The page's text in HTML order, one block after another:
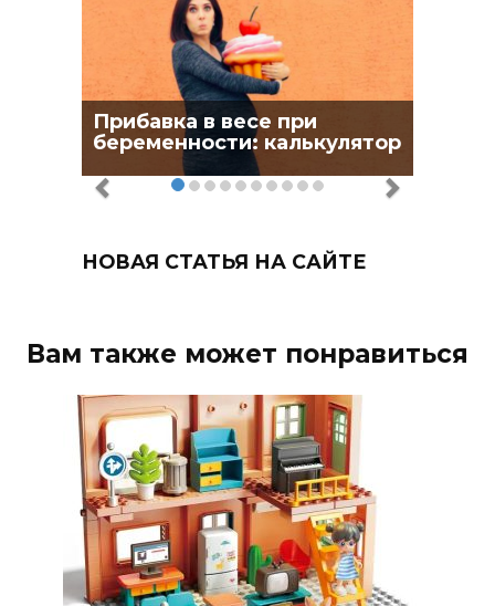
Прибавка в весе при
беременности: калькулятор
НОВАЯ СТАТЬЯ НА САЙТЕ
Вам также может понравиться